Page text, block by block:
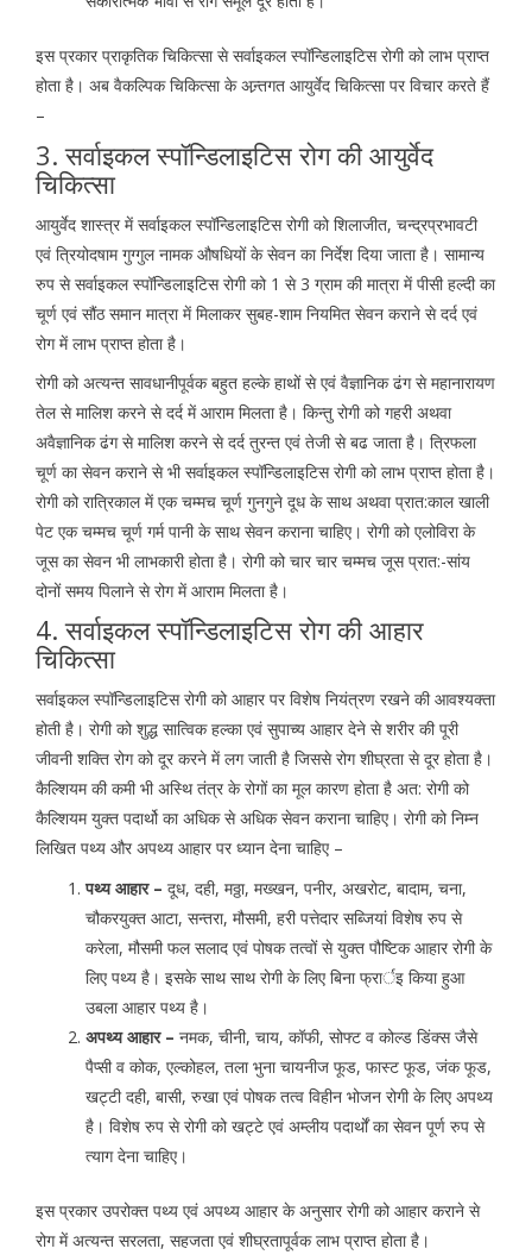
इस प्रकार प्राकृतिक चिकित्सा से सर्वाइकल स्पॉन्डिलाइटिस रोगी को लाभ प्राप्त
होता है। अब वैकल्पिक चिकित्सा के अन्र्तगत आयुर्वेद चिकित्सा पर विचार करते हैं
–
3. सर्वाइकल स्पॉन्डिलाइटिस रोग की आयुर्वेद
चिकित्सा
आयुर्वेद शास्त्र में सर्वाइकल स्पॉन्डिलाइटिस रोगी को शिलाजीत, चन्द्रप्रभावटी
एवं त्रियोदषाम गुग्गुल नामक औषधियों के सेवन का निर्देश दिया जाता है। सामान्य
रुप से सर्वाइकल स्पॉन्डिलाइटिस रोगी को 1 से 3 ग्राम की मात्रा में पीसी हल्दी का
चूर्ण एवं सौंठ समान मात्रा में मिलाकर सुबह-शाम नियमित सेवन कराने से दर्द एवं
रोग में लाभ प्राप्त होता है।
रोगी को अत्यन्त सावधानीपूर्वक बहुत हल्के हाथों से एवं वैज्ञानिक ढंग से महानारायण
तेल से मालिश करने से दर्द में आराम मिलता है। किन्तु रोगी को गहरी अथवा
अवैज्ञानिक ढंग से मालिश करने से दर्द तुरन्त एवं तेजी से बढ जाता है। त्रिफला
चूर्ण का सेवन कराने से भी सर्वाइकल स्पॉन्डिलाइटिस रोगी को लाभ प्राप्त होता है।
रोगी को रात्रिकाल में एक चम्मच चूर्ण गुनगुने दूध के साथ अथवा प्रात:काल खाली
पेट एक चम्मच चूर्ण गर्म पानी के साथ सेवन कराना चाहिए। रोगी को एलोविरा के
जूस का सेवन भी लाभकारी होता है। रोगी को चार चार चम्मच जूस प्रात:-सांय
दोनों समय पिलाने से रोग में आराम मिलता है।
4. सर्वाइकल स्पॉन्डिलाइटिस रोग की आहार
चिकित्सा
सर्वाइकल स्पॉन्डिलाइटिस रोगी को आहार पर विशेष नियंत्रण रखने की आवश्यक्ता
होती है। रोगी को शुद्ध सात्विक हल्का एवं सुपाच्य आहार देने से शरीर की पूरी
जीवनी शक्ति रोग को दूर करने में लग जाती है जिससे रोग शीघ्रता से दूर होता है।
कैल्शियम की कमी भी अस्थि तंत्र के रोगों का मूल कारण होता है अत: रोगी को
कैल्शियम युक्त पदार्थो का अधिक से अधिक सेवन कराना चाहिए। रोगी को निम्न
लिखित पथ्य और अपथ्य आहार पर ध्यान देना चाहिए –
पथ्य आहार – दूध, दही, मठ्ठा, मख्खन, पनीर, अखरोट, बादाम, चना,
चौकरयुक्त आटा, सन्तरा, मौसमी, हरी पत्तेदार सब्जियां विशेष रुप से
करेला, मौसमी फल सलाद एवं पोषक तत्वों से युक्त पौष्टिक आहार रोगी के
लिए पथ्य है। इसके साथ साथ रोगी के लिए बिना फ्रार्इ किया हुआ
उबला आहार पथ्य है।
अपथ्य आहार – नमक, चीनी, चाय, कॉफी, सोफ्ट व कोल्ड डिंक्स जैसे
पैप्सी व कोक, एल्कोहल, तला भुना चायनीज फूड, फास्ट फूड, जंक फूड,
खट्टी दही, बासी, रुखा एवं पोषक तत्व विहीन भोजन रोगी के लिए अपथ्य
है। विशेष रुप से रोगी को खट्टे एवं अम्लीय पदार्थों का सेवन पूर्ण रुप से
त्याग देना चाहिए।
इस प्रकार उपरोक्त पथ्य एवं अपथ्य आहार के अनुसार रोगी को आहार कराने से
रोग में अत्यन्त सरलता, सहजता एवं शीघ्रतापूर्वक लाभ प्राप्त होता है।